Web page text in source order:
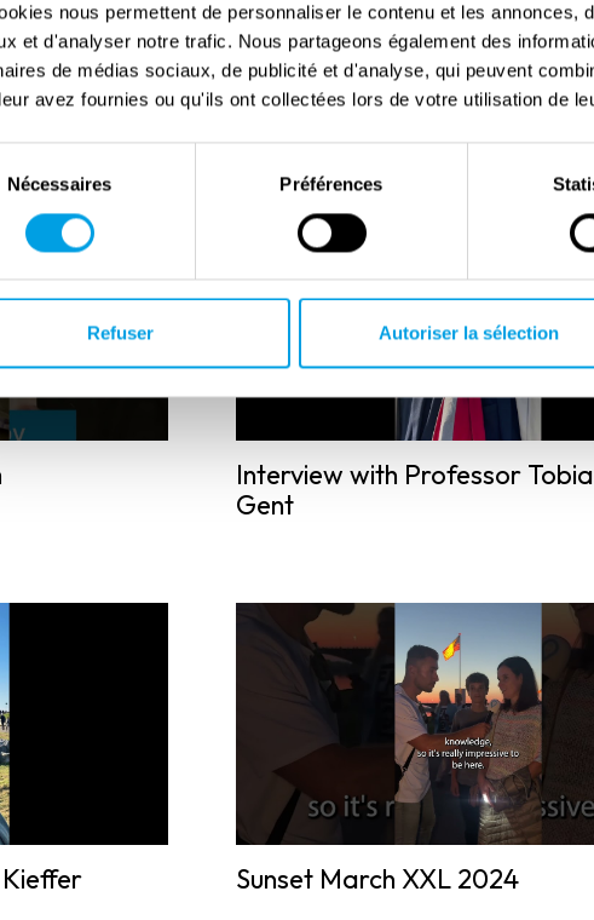
nous permettent de personnaliser le contenu et les annonces,
et d'analyser notre trafic. Nous partageons également des
de médias sociaux, de publicité et d'analyse, qui peuvent
avez fournies ou qu'ils ont collectées lors de votre utilisation de
Nécessaires Préférences
Refuser Autoriser la sélection
Liberation Museum Zeeland
Interview with Professor
Gent
Sunset March XXL 2024